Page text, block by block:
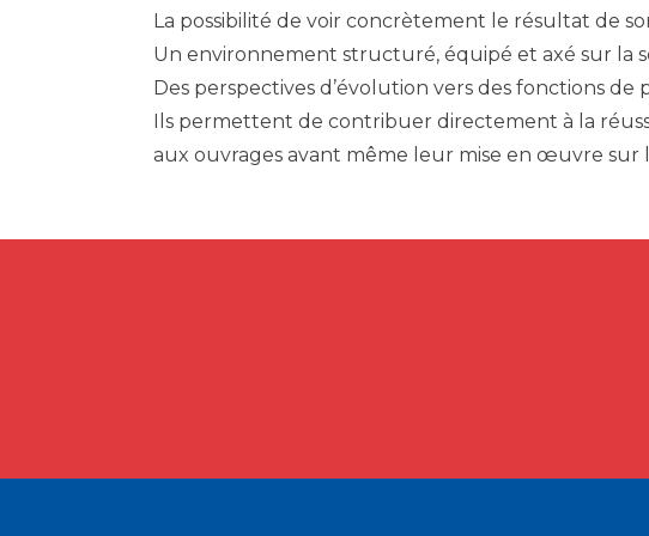
La possibilité de voir concrètement le résultat de
Un environnement structuré, équipé et axé sur la
Des perspectives d’évolution vers des fonctions de
Ils permettent de contribuer directement à la
aux ouvrages avant même leur mise en œuvre sur